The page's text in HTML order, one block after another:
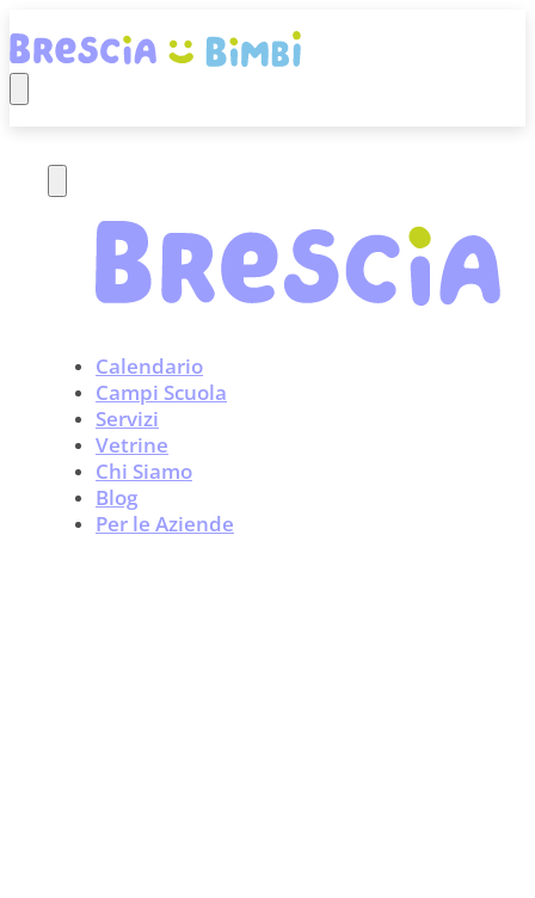
Calendario
Campi Scuola
Servizi
Vetrine
Chi Siamo
Blog
Per le Aziende